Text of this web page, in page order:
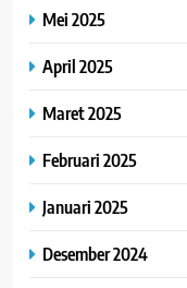
Mei 2025
April 2025
Maret 2025
Februari 2025
Januari 2025
Desember 2024